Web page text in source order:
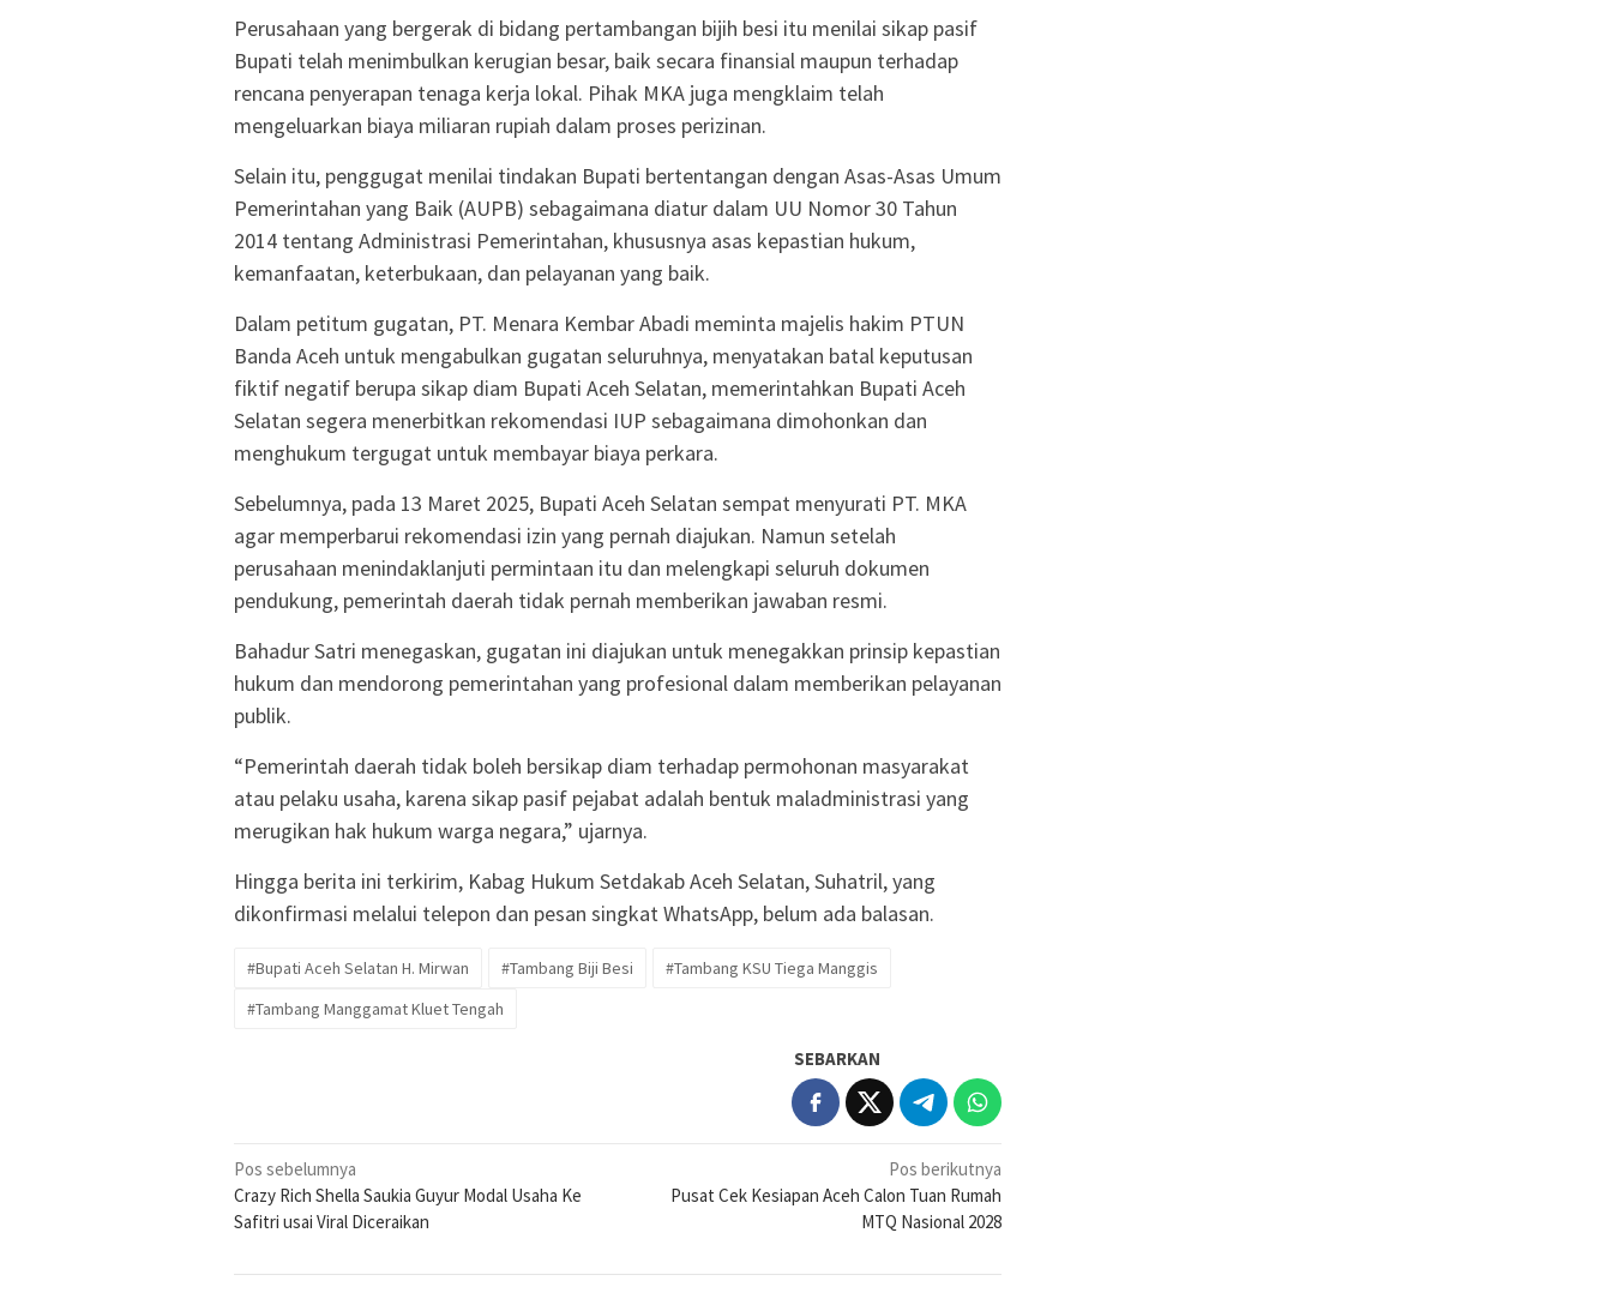
Perusahaan yang bergerak di bidang pertambangan bijih besi itu menilai sikap pasif
Bupati telah menimbulkan kerugian besar, baik secara finansial maupun terhadap
rencana penyerapan tenaga kerja lokal. Pihak MKA juga mengklaim telah
mengeluarkan biaya miliaran rupiah dalam proses perizinan.
Selain itu, penggugat menilai tindakan Bupati bertentangan dengan Asas-Asas Umum
Pemerintahan yang Baik (AUPB) sebagaimana diatur dalam UU Nomor 30 Tahun
2014 tentang Administrasi Pemerintahan, khususnya asas kepastian hukum,
kemanfaatan, keterbukaan, dan pelayanan yang baik.
Dalam petitum gugatan, PT. Menara Kembar Abadi meminta majelis hakim PTUN
Banda Aceh untuk mengabulkan gugatan seluruhnya, menyatakan batal keputusan
fiktif negatif berupa sikap diam Bupati Aceh Selatan, memerintahkan Bupati Aceh
Selatan segera menerbitkan rekomendasi IUP sebagaimana dimohonkan dan
menghukum tergugat untuk membayar biaya perkara.
Sebelumnya, pada 13 Maret 2025, Bupati Aceh Selatan sempat menyurati PT. MKA
agar memperbarui rekomendasi izin yang pernah diajukan. Namun setelah
perusahaan menindaklanjuti permintaan itu dan melengkapi seluruh dokumen
pendukung, pemerintah daerah tidak pernah memberikan jawaban resmi.
Bahadur Satri menegaskan, gugatan ini diajukan untuk menegakkan prinsip kepastian
hukum dan mendorong pemerintahan yang profesional dalam memberikan pelayanan
publik.
“Pemerintah daerah tidak boleh bersikap diam terhadap permohonan masyarakat
atau pelaku usaha, karena sikap pasif pejabat adalah bentuk maladministrasi yang
merugikan hak hukum warga negara,” ujarnya.
Hingga berita ini terkirim, Kabag Hukum Setdakab Aceh Selatan, Suhatril, yang
dikonfirmasi melalui telepon dan pesan singkat WhatsApp, belum ada balasan.
#Bupati Aceh Selatan H. Mirwan #Tambang Biji Besi
#Tambang KSU Tiega Manggis
#Tambang Manggamat Kluet Tengah
SEBARKAN
Navigasi
pos
Pos sebelumnya
Crazy Rich Shella Saukia Guyur Modal Usaha Ke
Safitri usai Viral Diceraikan
Pos berikutnya
Pusat Cek Kesiapan Aceh Calon Tuan Rumah
MTQ Nasional 2028